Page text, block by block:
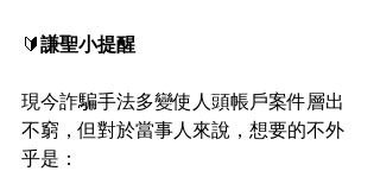
🔰謙聖小提醒
現今詐騙手法多變使人頭帳戶案件層出
不窮，但對於當事人來說，想要的不外
乎是：